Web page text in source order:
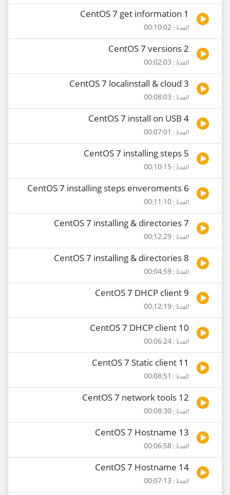
1 CentOS 7 get information
المدة : 00:10:02
2 CentOS 7 versions
المدة : 00:02:03
3 CentOS 7 localinstall & cloud
المدة : 00:08:03
4 CentOS 7 install on USB
المدة : 00:07:01
5 CentOS 7 installing steps
المدة : 00:10:15
6 CentOS 7 installing steps enveroments
المدة : 00:11:10
7 CentOS 7 installing & directories
المدة : 00:12:29
8 CentOS 7 installing & directories
المدة : 00:04:59
9 CentOS 7 DHCP client
المدة : 00:12:19
10 CentOS 7 DHCP client
المدة : 00:06:24
11 CentOS 7 Static client
المدة : 00:08:51
12 CentOS 7 network tools
المدة : 00:08:30
13 CentOS 7 Hostname
المدة : 00:06:58
14 CentOS 7 Hostname
المدة : 00:07:13